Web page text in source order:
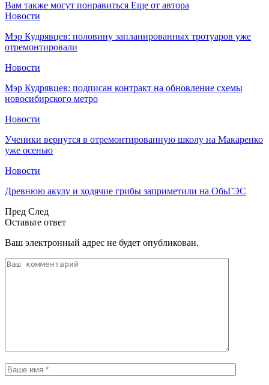
Вам также могут понравиться Еще от автора
Новости
Мэр Кудрявцев: половину запланированных тротуаров уже
отремонтировали
Новости
Мэр Кудрявцев: подписан контракт на обновление схемы
новосибирского метро
Новости
Ученики вернутся в отремонтированную школу на Макаренко
уже осенью
Новости
Древнюю акулу и ходячие грибы заприметили на ОбьГЭС
Пред След
Оставьте ответ
Ваш электронный адрес не будет опубликован.